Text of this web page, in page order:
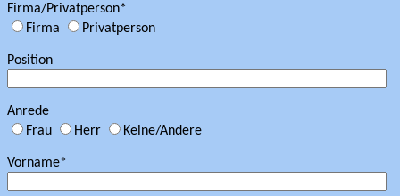
Firma/Privatperson*
Firma
Privatperson
Position
Anrede
Frau
Herr Keine/Andere
Vorname*